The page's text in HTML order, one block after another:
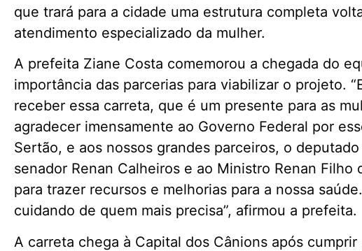
que trará para a cidade uma estrutura completa
atendimento especializado da mulher.
A prefeita Ziane Costa comemorou a chegada do
importância das parcerias para viabilizar o projeto.
receber essa carreta, que é um presente para as
agradecer imensamente ao Governo Federal por
Sertão, e aos nossos grandes parceiros, o
senador Renan Calheiros e ao Ministro Renan Filho
para trazer recursos e melhorias para a nossa
cuidando de quem mais precisa”, afirmou a prefeita.
A carreta chega à Capital dos Cânions após cumprir